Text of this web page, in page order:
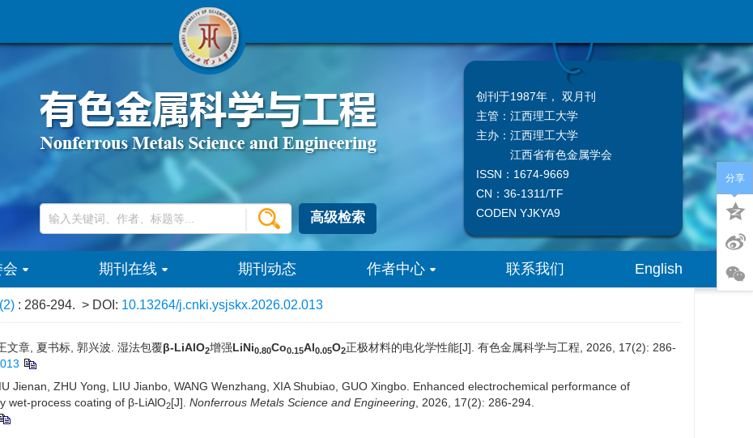
高级检索
创刊于1987年， 双月刊
主管： 江西理工大学
主办： 江西理工大学
江西省有色金属学会
ISSN：1674-9669
CN：36-1311/TF
CODEN YJKYA9
期刊在线 期刊动态 作者中心 联系我们 English
: 286-294. > DOI: 10.13264/j.cnki.ysjskx.2026.02.013
文章, 夏书标, 郭兴波. 湿法包覆β-LiAlO2增强LiNi0.80Co0.15Al0.05O2正极材料的电化学性能[J]. 有色金属科学与工程, 2026, 17(2): 286-
Jienan, ZHU Yong, LIU Jianbo, WANG Wenzhang, XIA Shubiao, GUO Xingbo. Enhanced electrochemical performance of
wet-process coating of β-LiAlO2[J]. Nonferrous Metals Science and Engineering , 2026, 17(2): 286-294.
分享